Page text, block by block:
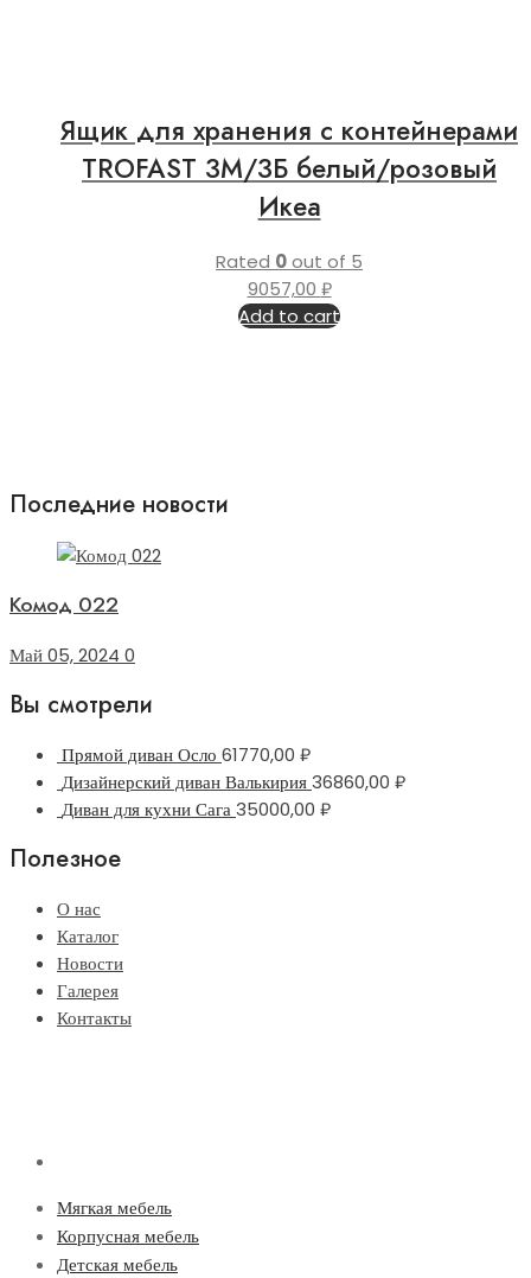
Ящик для хранения с контейнерами
TROFAST 3М/3Б белый/розовый
Икеа
Rated 0out of 5
9057,00 ₽
Add to cart
Последние новости
Комод 022
Май 05, 2024 0
Вы смотрели
Прямой диван Осло 61770,00 ₽
Дизайнерский диван Валькирия36860,00 ₽
Диван для кухни Сага35000,00 ₽
Полезное
О нас
Каталог
Новости
Галерея
Контакты
Мягкая мебель
Корпусная мебель
Детская мебель